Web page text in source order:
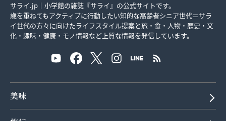
サライ.jp｜小学館の雑誌『サライ』の公式サイトです。
歳を重ねてもアクティブに行動したい知的な高齢者シニア世代＝サラ
イ世代の方々に向けたライフスタイル提案と旅・食・人物・歴史・文
化・趣味・健康・モノ情報など上質な情報を発信しています。
美味